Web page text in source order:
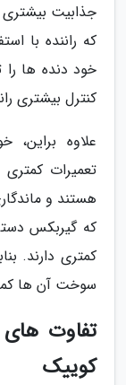
جذابیت
که راننده با
خود دنده ها را
کنترل بیشتری
علاوه براین،
تعمیرات
هستند و
که گیربکس
کمتری دارند.
سوخت آن ها
کوییک